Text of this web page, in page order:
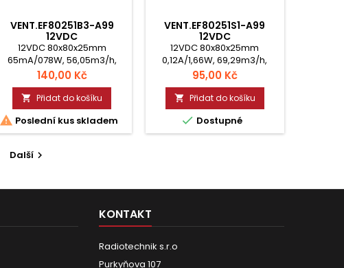
VENT.EF80251B3-A99
12VDC
12VDC 80x80x25mm
65mA/078W, 56,05m3/h,
28dBA 2600ot. Kuličkové
ložisko
Cena
140,00 Kč
 Přidat do košíku
 Poslední kus skladem
VENT.EF80251S1-A99
12VDC
12VDC 80x80x25mm
0,12A/1,66W, 69,29m3/h,
33dBA 3200ot. Kluzné
Cena
95,00 Kč
 Přidat do košíku
 Dostupné
Další 
KONTAKT
Radiotechnik s.r.o
Purkyňova 107